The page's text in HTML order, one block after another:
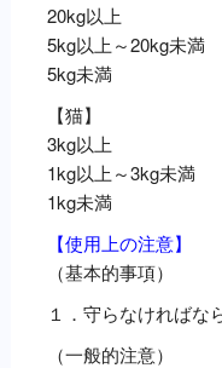
20kg以上
5kg以上～20kg
5kg未満
【猫】
3kg以上
1kg以上～3kg未
1kg未満 ：
【使用上の注意】
（基本的事項）
１．守らなければな
（一般的注意）